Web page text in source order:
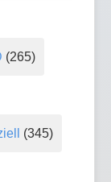
(265)
(345)